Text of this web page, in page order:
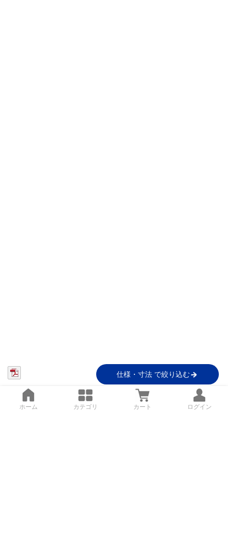
仕様・寸法 で絞り込む
ホーム カテゴリ カート ログイン